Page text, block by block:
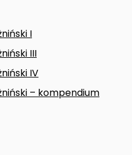
I
III
IV
– kompendium